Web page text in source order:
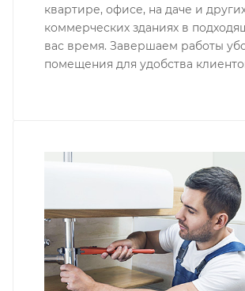
квартире, офисе, на даче и
коммерческих зданиях в
вас время. Завершаем работы
помещения для удобства